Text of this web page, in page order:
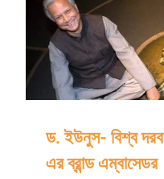
ড. ইউনুস- বিশ্ব দরবারে
ড. ইউনুস- বিশ্ব
এর ব্রান্ড এম্বাসেডর